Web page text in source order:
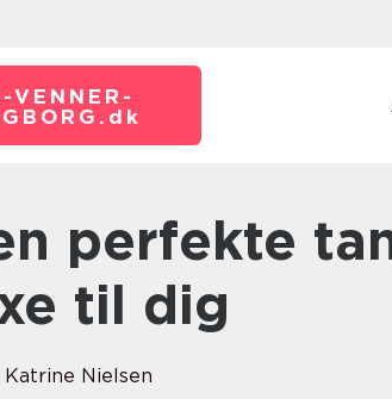
VENNER-
dk
til dig
Katrine Nielsen